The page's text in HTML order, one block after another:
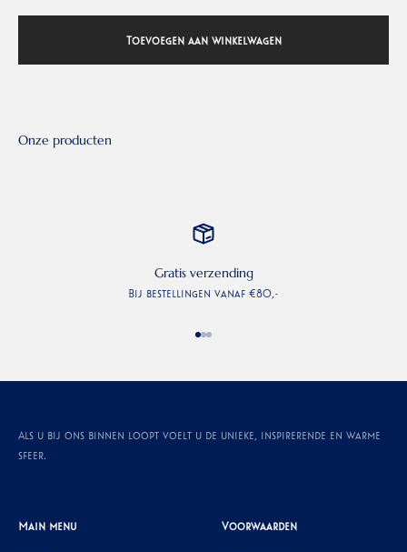
Toevoegen aan winkelwagen
Gratis verzending
Bij bestellingen vanaf €80,-
Als u bij ons binnen loopt voelt u de unieke, inspirerende en warme
sfeer.
Main menu Voorwaarden